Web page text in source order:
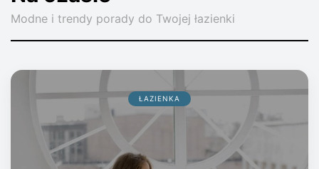
Modne i trendy porady do Twojej łazienki
ŁAZIENKA